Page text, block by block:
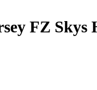
FZ Skys